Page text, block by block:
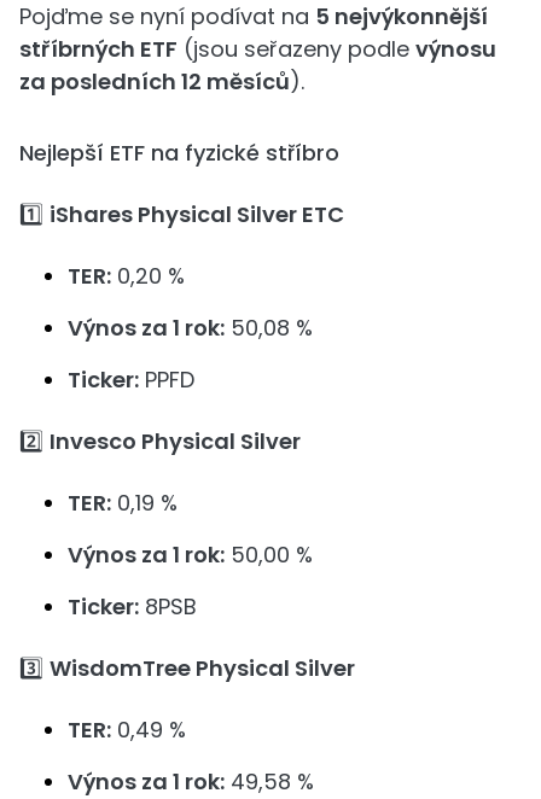
Pojďme se nyní podívat na 5 nejvýkonnější
stříbrných ETF (jsou seřazeny podle výnosu
za posledních 12 měsíců).
Nejlepší ETF na fyzické stříbro
1️⃣ iShares Physical Silver ETC
TER: 0,20 %
Výnos za 1 rok: 50,08 %
Ticker: PPFD
2️⃣ Invesco Physical Silver
TER: 0,19 %
Výnos za 1 rok: 50,00 %
Ticker: 8PSB
3️⃣ WisdomTree Physical Silver
TER: 0,49 %
Výnos za 1 rok: 49,58 %